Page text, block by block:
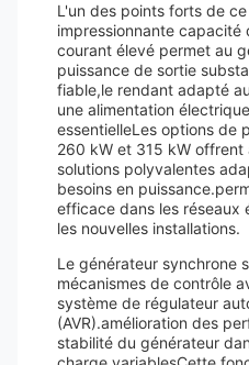
L'un des points forts de
impressionnante
courant élevé permet au
puissance de sortie
fiable,le rendant adapté
une alimentation
essentielleLes options de
260 kW et 315 kW offrent
solutions polyvalentes
besoins en
efficace dans les réseaux
les nouvelles installations.
Le générateur synchrone
mécanismes de contrôle
système de régulateur
(AVR).amélioration des
stabilité du générateur